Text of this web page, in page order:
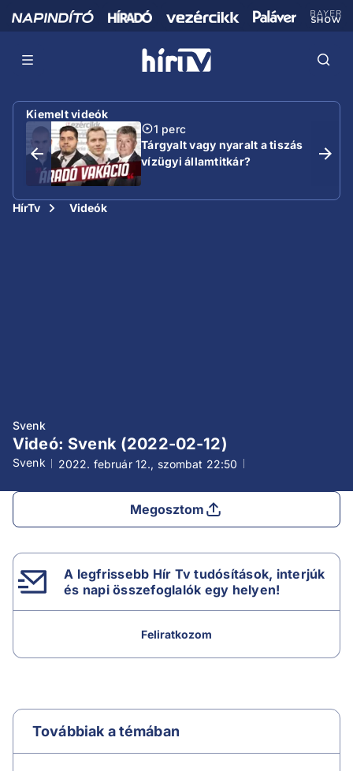
Kiemelt videók
1 perc
Tárgyalt vagy nyaralt a tiszás
vízügyi államtitkár?
HírTv Videók
Svenk
Videó: Svenk (2022-02-12)
Svenk 2022. február 12., szombat 22:50
Megosztom
A legfrissebb Hír Tv tudósítások, interjúk
és napi összefoglalók egy helyen!
Feliratkozom
Továbbiak a témában